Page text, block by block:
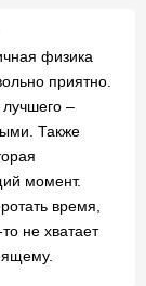
физика
приятно.
лучшего –
Также
момент.
время,
не хватает